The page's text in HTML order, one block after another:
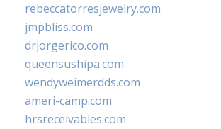
rebeccatorresjewelry.com
jmpbliss.com
drjorgerico.com
queensushipa.com
wendyweimerdds.com
ameri-camp.com
hrsreceivables.com